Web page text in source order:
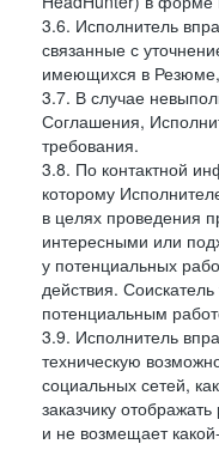
3.6. Исполнитель
связанные с
имеющихся в Резюме,
3.7. В случае
Соглашения,
требования.
3.8. По контактной
которому
в целях проведения
интересными или
у потенциальных
действия.
потенциальным
3.9. Исполнитель
техническую
социальных сетей,
заказчику
и не возмещает